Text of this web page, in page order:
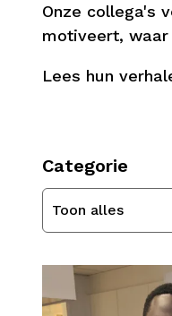
Onze collega's
motiveert,
Lees hun
Categorie
Toon alles